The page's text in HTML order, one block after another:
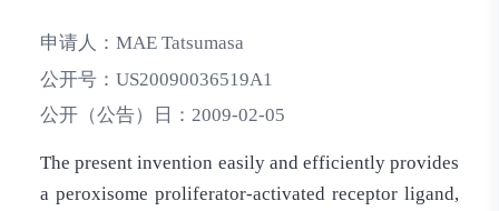
申请人： MAE Tatsumasa
公开号： US20090036519A1
公开（公告）日： 2009-02-05
The present invention easily and efficiently provides
a peroxisome proliferator-activated receptor ligand,